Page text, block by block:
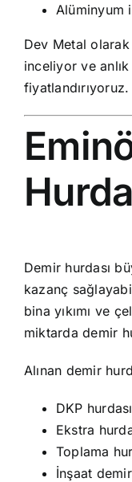
Alüminyum
Dev Metalolarak
inceliyor ve
fiyatlandırıyoruz.
Demir hurdası
kazanç
bina yıkımı ve
miktarda demir
Alınan demir
DKP hurdası
Ekstra
Toplama
İnşaat